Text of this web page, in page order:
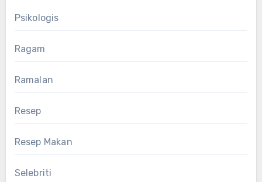
Psikologis
Ragam
Ramalan
Resep
Resep Makan
Selebriti